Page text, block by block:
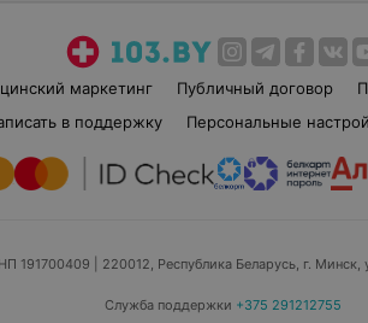
маркетинг Публичный договор
в поддержку Персональные
191700409 | 220012, Республика Беларусь, г.
Служба поддержки +375 291212755